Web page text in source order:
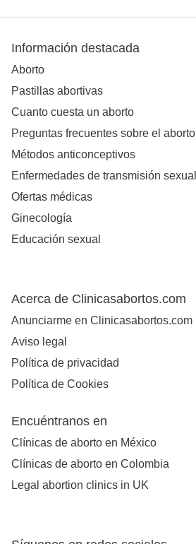
Información destacada
Aborto
Pastillas abortivas
Cuanto cuesta un aborto
Preguntas frecuentes sobre el aborto
Métodos anticonceptivos
Enfermedades de transmisión sexual
Ofertas médicas
Ginecología
Educación sexual
Acerca de Clinicasabortos.com
Anunciarme en Clinicasabortos.com
Aviso legal
Política de privacidad
Política de Cookies
Encuéntranos en
Clínicas de aborto en México
Clínicas de aborto en Colombia
Legal abortion clinics in UK